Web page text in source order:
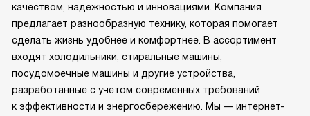
качеством, надежностью и инновациями. Компания
предлагает разнообразную технику, которая помогает
сделать жизнь удобнее и комфортнее. В ассортимент
входят холодильники, стиральные машины,
посудомоечные машины и другие устройства,
разработанные с учетом современных требований
к эффективности и энергосбережению. Мы — интернет-